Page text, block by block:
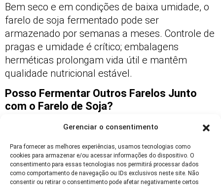
Gerenciar o consentimento
Para fornecer as melhores experiências, usamos tecnologias como
cookies para armazenar e/ou acessar informações do dispositivo. O
consentimento para essas tecnologias nos permitirá processar dados
como comportamento de navegação ou IDs exclusivos neste site. Não
consentir ou retirar o consentimento pode afetar negativamente certos
Bem seco e em condições de baixa umidade, o
farelo de soja fermentado pode ser
armazenado por semanas a meses. Controle de
pragas e umidade é crítico; embalagens
herméticas prolongam vida útil e mantêm
qualidade nutricional estável.
Posso Fermentar Outros Farelos Junto
com o Farelo de Soja?
Sim, misturas com outros farelos ou
que se ajuste relação de umidade e inoculante.
Monitoramento de pH e contagens microbianas
é recomendado para evitarfermentações